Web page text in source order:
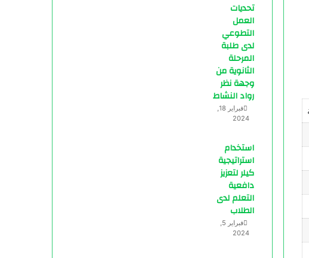
تحديات
العمل
التطوعي
لدى طلبة
المرحلة
الثانوية من
وجهة نظر
رواد النشاط
فبراير 18,
2024
استخدام
استراتيجية
كيلر لتعزيز
دافعية
التعلم لدى
الطلاب
فبراير 5,
2024